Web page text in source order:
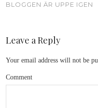
BLOGGEN ÄR UPPE IGEN
Leave a Reply
Your email address will not be
Comment